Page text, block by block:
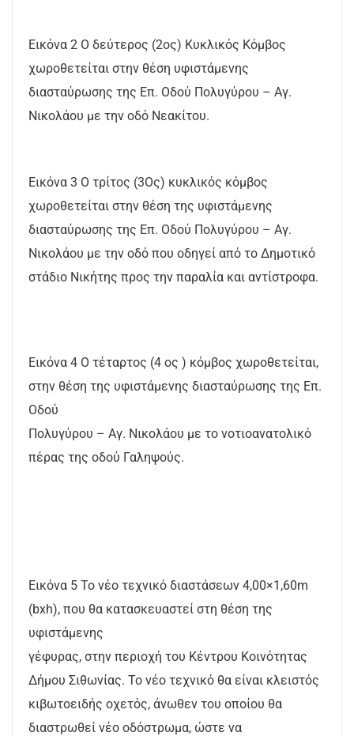
Εικόνα 2 Ο δεύτερος (2ος) Κυκλικός Κόμβος
χωροθετείται στην θέση υφιστάμενης
διασταύρωσης της Επ. Οδού Πολυγύρου – Αγ.
Νικολάου με την οδό Νεακίτου.
Εικόνα 3 Ο τρίτος (3Ος) κυκλικός κόμβος
χωροθετείται στην θέση της υφιστάμενης
διασταύρωσης της Επ. Οδού Πολυγύρου – Αγ.
Νικολάου με την οδό που οδηγεί από το Δημοτικό
στάδιο Νικήτης προς την παραλία και αντίστροφα.
Εικόνα 4 Ο τέταρτος (4 ος ) κόμβος χωροθετείται,
στην θέση της υφιστάμενης διασταύρωσης της Επ.
Οδού
Πολυγύρου – Αγ. Νικολάου με το νοτιοανατολικό
πέρας της οδού Γαληψούς.
Εικόνα 5 Το νέο τεχνικό διαστάσεων 4,00×1,60m
(bxh), που θα κατασκευαστεί στη θέση της
υφιστάμενης
γέφυρας, στην περιοχή του Κέντρου Κοινότητας
Δήμου Σιθωνίας. Το νέο τεχνικό θα είναι κλειστός
κιβωτοειδής οχετός, άνωθεν του οποίου θα
διαστρωθεί νέο οδόστρωμα, ώστε να